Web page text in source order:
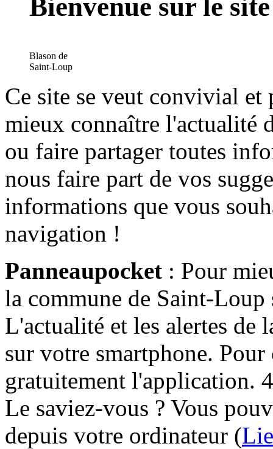
Bienvenue sur le
Blason de
Saint-Loup
Ce site se veut convivial et
mieux connaître l'actualité
ou faire partager toutes
nous faire part de vos
informations que vous
navigation !
Panneaupocket : Pour
la commune de Saint-Loup
L'actualité et les alertes de
sur votre smartphone.
gratuitement l'application.
Le saviez-vous ? Vous
depuis votre ordinateur (